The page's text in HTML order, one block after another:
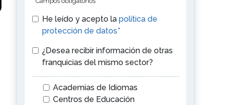
He leído y acepto la política de
protección de datos*
¿Desea recibir información de otras
franquicias del mismo sector?
Academias de Idiomas
Centros de Educación